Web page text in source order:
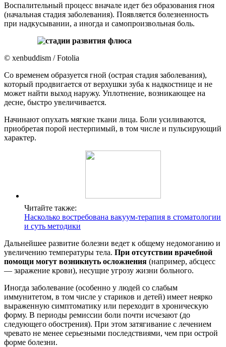
Воспалительный процесс вначале идет без образования гноя
(начальная стадия заболевания). Появляется болезненность
при надкусывании, а иногда и самопроизвольная боль.
© xenbuddism / Fotolia
Со временем образуется гной (острая стадия заболевания),
который продвигается от верхушки зуба к надкостнице и не
может найти выход наружу. Уплотнение, возникающее на
десне, быстро увеличивается.
Начинают опухать мягкие ткани лица. Боли усиливаются,
приобретая порой нестерпимый, в том числе и пульсирующий
характер.
Читайте также:
Насколько востребована вакуум-терапия в стоматологии
и суть методики
Дальнейшее развитие болезни ведет к общему недомоганию и
увеличению температуры тела. При отсутствии врачебной
помощи могут возникнуть осложнения (например, абсцесс
— заражение крови), несущие угрозу жизни больного.
Иногда заболевание (особенно у людей со слабым
иммунитетом, в том числе у стариков и детей) имеет неярко
выраженную симптоматику или переходит в хроническую
форму. В периоды ремиссии боли почти исчезают (до
следующего обострения). При этом затягивание с лечением
чревато не менее серьезными последствиями, чем при острой
форме болезни.